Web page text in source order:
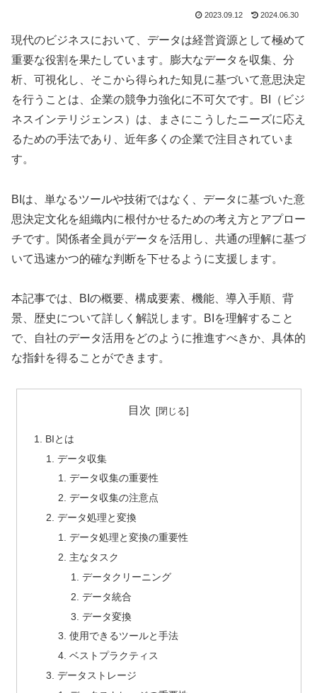
2023.09.12 2024.06.30
現代のビジネスにおいて、データは経営資源として極めて
重要な役割を果たしています。膨大なデータを収集、分
析、可視化し、そこから得られた知見に基づいて意思決定
を行うことは、企業の競争力強化に不可欠です。BI（ビジ
ネスインテリジェンス）は、まさにこうしたニーズに応え
るための手法であり、近年多くの企業で注目されていま
す。
BIは、単なるツールや技術ではなく、データに基づいた意
思決定文化を組織内に根付かせるための考え方とアプロー
チです。関係者全員がデータを活用し、共通の理解に基づ
いて迅速かつ的確な判断を下せるように支援します。
本記事では、BIの概要、構成要素、機能、導入手順、背
景、歴史について詳しく解説します。BIを理解すること
で、自社のデータ活用をどのように推進すべきか、具体的
な指針を得ることができます。
目次
BIとは
データ収集
データ収集の重要性
データ収集の注意点
データ処理と変換
データ処理と変換の重要性
主なタスク
データクリーニング
データ統合
データ変換
使用できるツールと手法
ベストプラクティス
データストレージ